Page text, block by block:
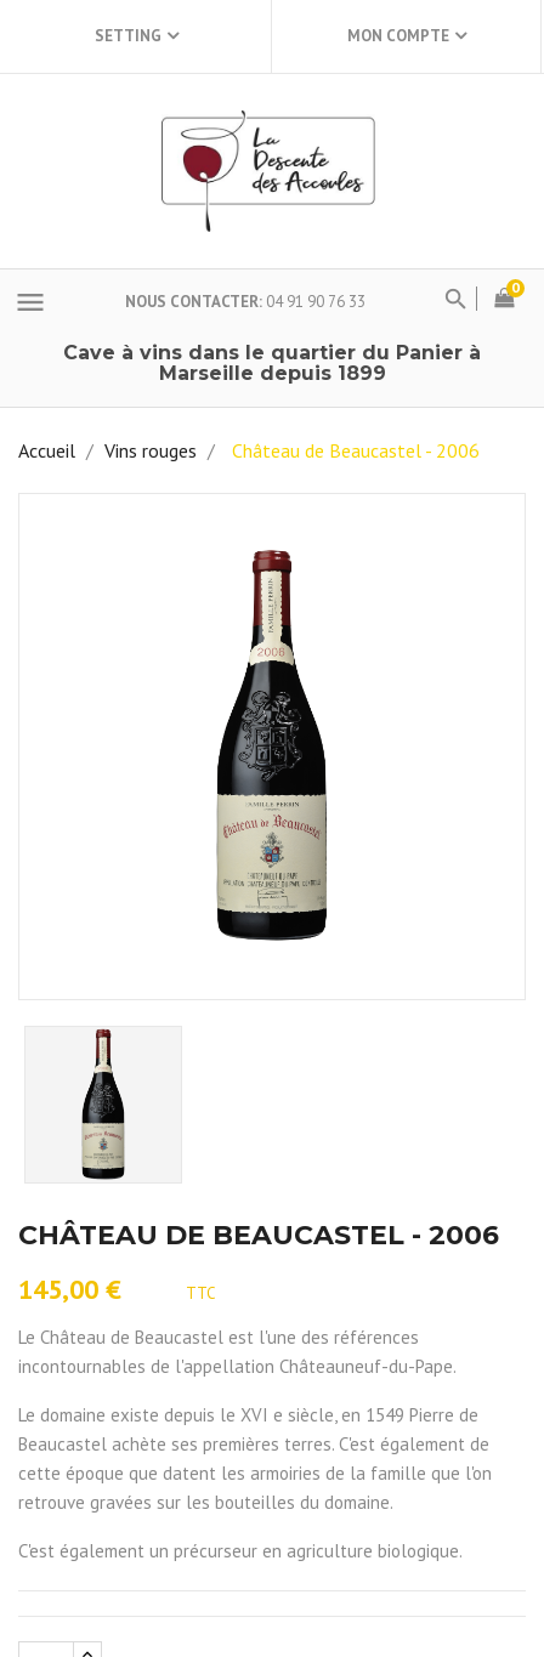
SETTING MON COMPTE
menu NOUS CONTACTER 04 91 90 76 33
0
Cave à vins dans le quartier du Panier à
Marseille depuis 1899
Accueil Vins rouges Château de Beaucastel - 2006
CHÂTEAU DE BEAUCASTEL - 2006
145,00 € TTC
Le Château de Beaucastel est l'une des références
incontournables de l'appellation Châteauneuf-du-Pape.
Le domaine existe depuis le XVI e siècle, en 1549 Pierre de
Beaucastel achète ses premières terres. C'est également de
cette époque que datent les armoiries de la famille que l'on
retrouve gravées sur les bouteilles du domaine.
C'est également un précurseur en agriculture biologique.